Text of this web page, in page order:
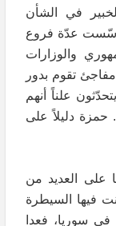
في الشأن
أسّست عدّة فروع
والوزارات
تقوم بدور
علناً أنهم
حمزة دليلاً على
العديد من
فيها السيطرة
سوريا، فعدا